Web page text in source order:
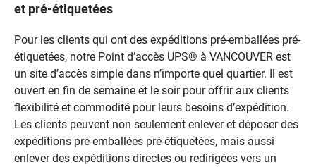
et pré-étiquetées
Pour les clients qui ont des expéditions pré-emballées pré-
étiquetées, notre Point d’accès UPS® à VANCOUVER est
un site d’accès simple dans n’importe quel quartier. Il est
ouvert en fin de semaine et le soir pour offrir aux clients
flexibilité et commodité pour leurs besoins d’expédition.
Les clients peuvent non seulement enlever et déposer des
expéditions pré-emballées pré-étiquetées, mais aussi
enlever des expéditions directes ou redirigées vers un